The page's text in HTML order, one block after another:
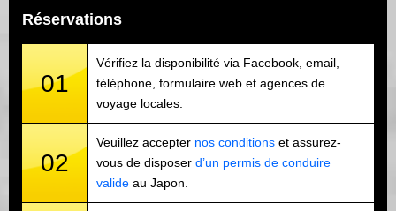
Réservations
01
Vérifiez la disponibilité via Facebook, email,
téléphone, formulaire web et agences de
voyage locales.
02
Veuillez accepter nos conditions et assurez-
vous de disposer d’un permis de conduire
valide au Japon.